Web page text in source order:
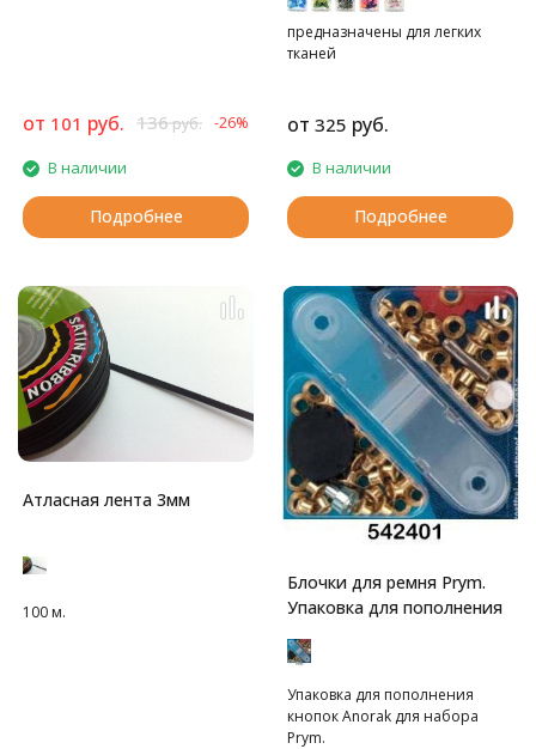
от 101 руб. 136руб. -26%
В наличии
Подробнее
предназначены для легких
тканей
от 325 руб.
В наличии
Подробнее
Атласная лента 3мм
100 м.
Блочки для ремня Prym.
Упаковка для пополнения
Упаковка для пополнения
кнопок Anorak для набора
Prym.